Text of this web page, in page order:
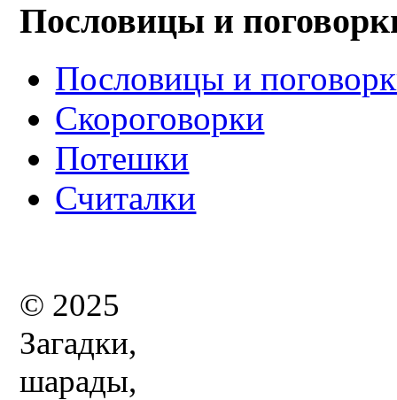
Пословицы и
Пословицы и
Скороговорки
Потешки
Считалки
© 2025
Загадки,
шарады,